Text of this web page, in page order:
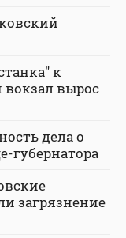
к
вокзал вырос
дела о
губернатора
загрязнение